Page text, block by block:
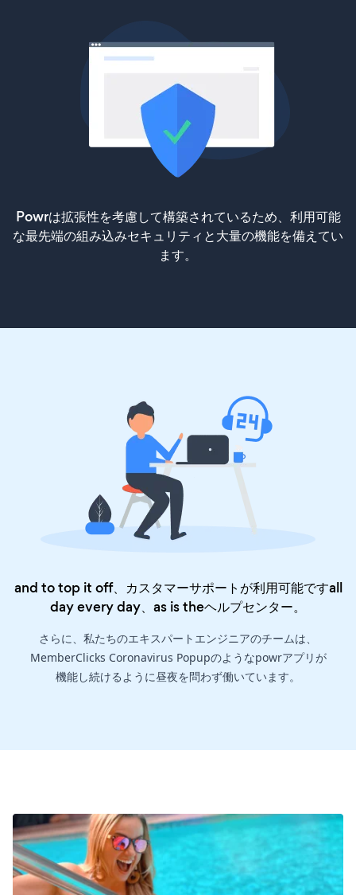
Powrは拡張性を考慮して構築されているため、利用可能
な最先端の組み込みセキュリティと大量の機能を備えてい
ます。
and to top it off、カスタマーサポートが利用可能ですall
day every day、as is theヘルプセンター。
さらに、私たちのエキスパートエンジニアのチームは、
MemberClicks Coronavirus Popupのようなpowrアプリが
機能し続けるように昼夜を問わず働いています。